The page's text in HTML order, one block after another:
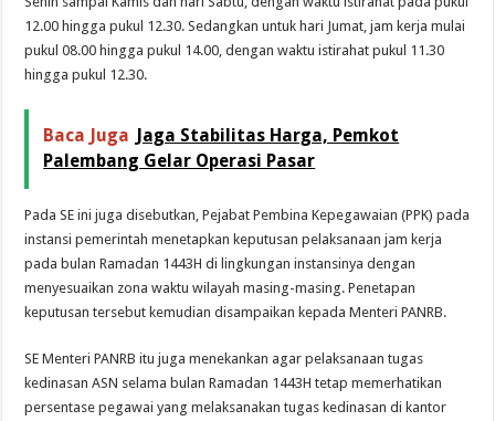
12.00 hingga pukul 12.30. Sedangkan untuk hari Jumat, jam kerja mulai
pukul 08.00 hingga pukul 14.00, dengan waktu istirahat pukul 11.30
hingga pukul 12.30.
Baca Juga Jaga Stabilitas Harga, Pemkot
Palembang Gelar Operasi Pasar
Pada SE ini juga disebutkan, Pejabat Pembina Kepegawaian (PPK) pada
instansi pemerintah menetapkan keputusan pelaksanaan jam kerja
pada bulan Ramadan 1443H di lingkungan instansinya dengan
menyesuaikan zona waktu wilayah masing-masing. Penetapan
keputusan tersebut kemudian disampaikan kepada Menteri PANRB.
SE Menteri PANRB itu juga menekankan agar pelaksanaan tugas
kedinasan ASN selama bulan Ramadan 1443H tetap memerhatikan
persentase pegawai yang melaksanakan tugas kedinasan di kantor